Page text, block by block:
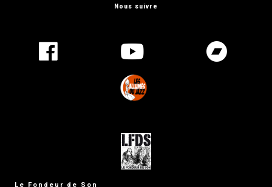
Nous suivre
Le Fondeur de Son